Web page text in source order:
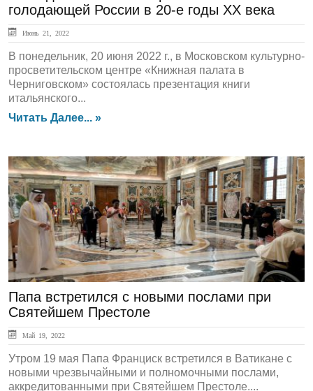
голодающей России в 20-е годы ХХ века
Июнь 21, 2022
В понедельник, 20 июня 2022 г., в Московском культурно-
просветительском центре «Книжная палата в
Черниговском» состоялась презентация книги
итальянского...
Читать Далее... »
ЛЕНТА НОВОСТЕЙ
Папа встретился с новыми послами при
Святейшем Престоле
Май 19, 2022
Утром 19 мая Папа Франциск встретился в Ватикане с
новыми чрезвычайными и полномочными послами,
аккредитованными при Святейшем Престоле....